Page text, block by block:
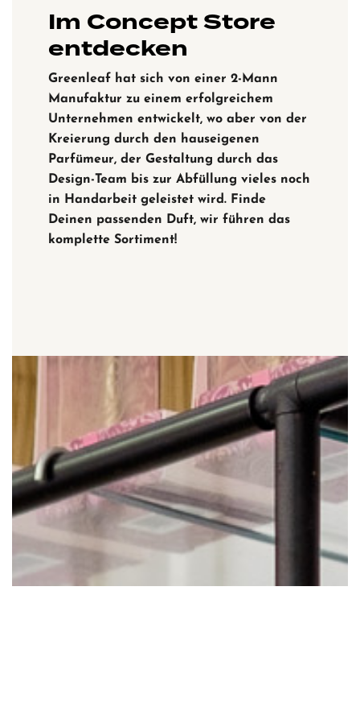
Im Concept Store
entdecken
Greenleaf hat sich von einer 2-Mann
Manufaktur zu einem erfolgreichem
Unternehmen entwickelt, wo aber von der
Kreierung durch den hauseigenen
Parfümeur, der Gestaltung durch das
Design-Team bis zur Abfüllung vieles noch
in Handarbeit geleistet wird. Finde
Deinen passenden Duft, wir führen das
komplette Sortiment!